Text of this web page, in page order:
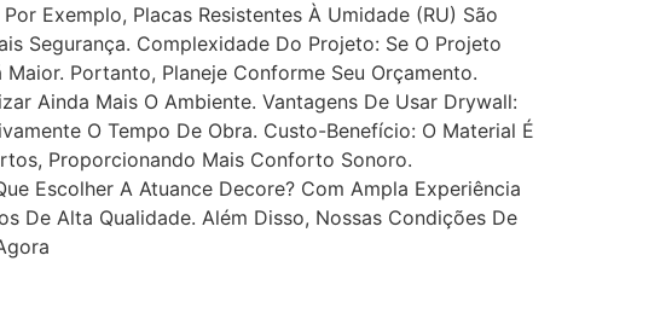
Exemplo, Placas Resistentes À Umidade (RU) São
Segurança. Complexidade Do Projeto: Se O Projeto
Portanto, Planeje Conforme Seu Orçamento.
Ainda Mais O Ambiente. Vantagens De Usar Drywall:
O Tempo De Obra. Custo-Benefício: O Material É
Proporcionando Mais Conforto Sonoro.
Escolher A Atuance Decore? Com Ampla Experiência
De Alta Qualidade. Além Disso, Nossas Condições De